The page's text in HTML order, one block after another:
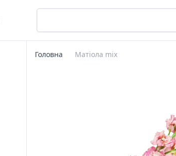
Головна Матіола mix